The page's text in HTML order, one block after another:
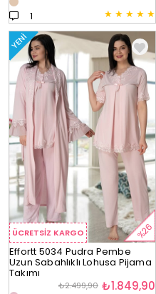
★ ★ ★ ★ ★
1
ÜCRETSIZ KARGO
YENI
%26
Effortt 5034 Pudra Pembe
Uzun Sabahlıklı Lohusa Pijama
Takımı
₺1.849,90
₺2.499,90